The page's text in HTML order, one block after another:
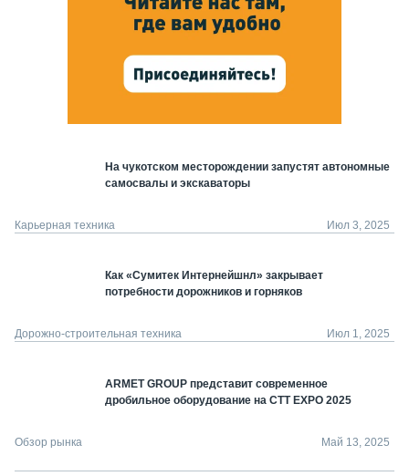
На чукотском месторождении запустят автономные
самосвалы и экскаваторы
Карьерная техника Июл 3, 2025
Как «Сумитек Интернейшнл» закрывает
потребности дорожников и горняков
Дорожно-строительная техника Июл 1, 2025
ARMET GROUP представит современное
дробильное оборудование на CTT EXPO 2025
Обзор рынка Май 13, 2025